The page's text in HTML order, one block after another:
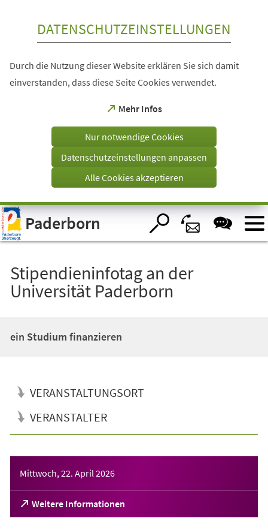
Visuelle
Assistenzsoftware
öffnen.
DATENSCHUTZEINSTELLUNGEN
Durch die Nutzung dieser Website erklären Sie sich damit
einverstanden, dass diese Seite Cookies verwendet.
Mehr Infos
(Öffnet
einem
Tab)
Nur notwendige Cookies
Datenschutzeinstellungen anpassen
Alle Cookies akzeptieren
Paderborn
Stipendieninfotag an der
Universität Paderborn
ein Studium finanzieren
VERANSTALTUNGSORT
VERANSTALTER
Mittwoch, 22. April 2026
Weitere Informationen
(Öffnet
in